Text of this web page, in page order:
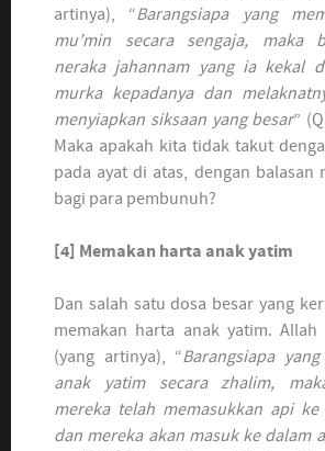
artinya), “Barangsiapa yang
mu’min secara sengaja, maka
neraka jahannam yang ia kekal
murka kepadanya dan
menyiapkan siksaan yang besar”
Maka apakah kita tidak takut
pada ayat di atas, dengan balasan
bagi para pembunuh?
[4] Memakan harta anak yatim
Dan salah satu dosa besar yang
memakan harta anak yatim. Allah
(yang artinya), “Barangsiapa
anak yatim secara zhalim,
mereka telah memasukkan api
dan mereka akan masuk ke dalam